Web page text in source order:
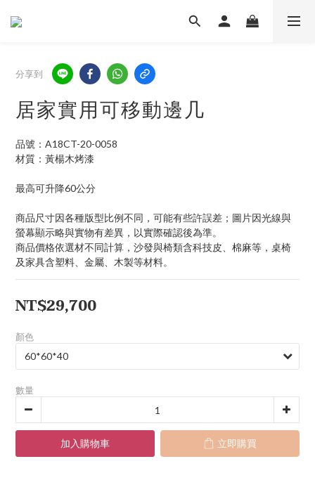
分享到
居家實用可移動邊几
品號：A18CT-20-0058
材質：黃楊木烤漆
最高可升降60公分
商品尺寸因各種版型比例不同，可能有些許誤差；圖片因光線與
螢幕顯示略與實物有差異，以實際確認後為準。
商品價格依選材不同計算，沙發與椅類含科技皮、棉麻等，桌椅
及家具含塑料、金屬、木製等材料。
NT$29,700
顏色
數量
加入購物車 立即購買